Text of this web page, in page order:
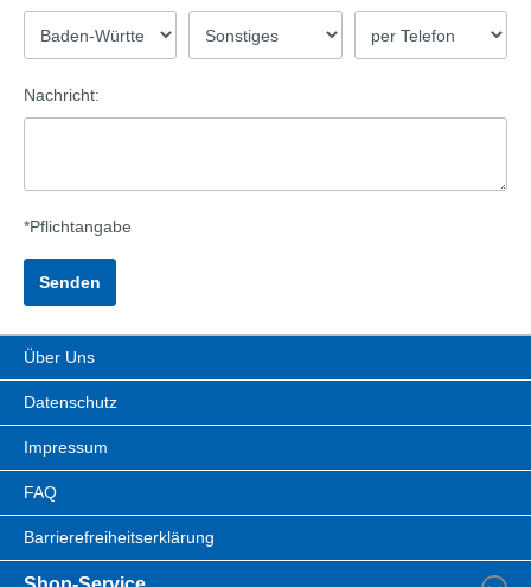
Nachricht:
*Pflichtangabe
Über Uns
Datenschutz
Impressum
FAQ
Barrierefreiheitserklärung